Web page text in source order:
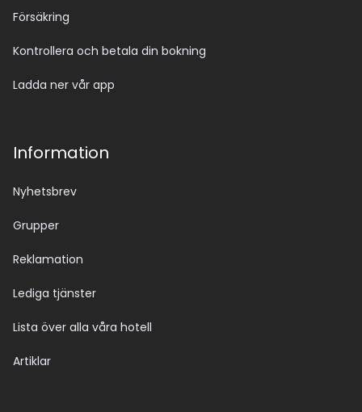
Försäkring
Kontrollera och betala din bokning
Ladda ner vår app
Information
Nyhetsbrev
Grupper
Reklamation
Lediga tjänster
Lista över alla våra hotell
Artiklar